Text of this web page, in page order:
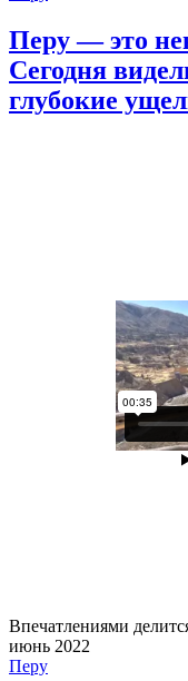
Перу — это
Сегодня
глубокие
Впечатлениями
июнь 2022
Перу